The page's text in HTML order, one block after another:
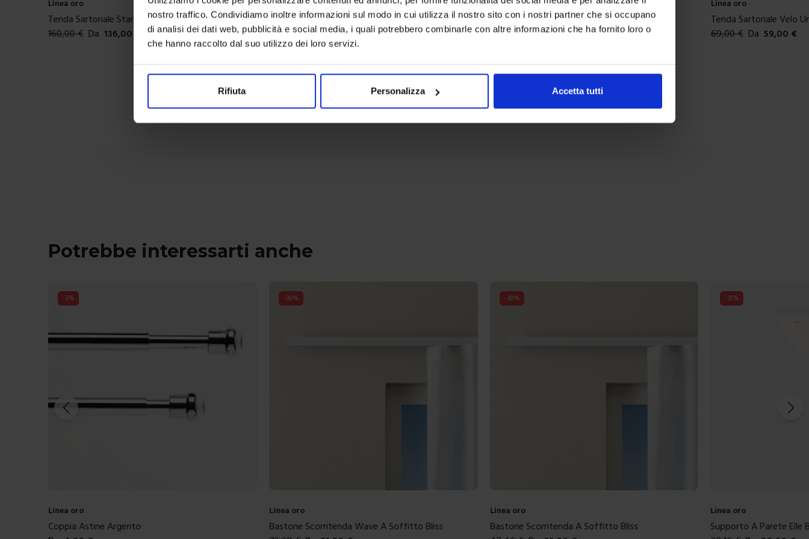
nostro traffico. Condividiamo inoltre informazioni sul modo in cui utilizza il nostro sito con i nostri partner che si occupano
di analisi dei dati web, pubblicità e social media, i quali potrebbero combinarle con altre informazioni che ha fornito loro o
che hanno raccolto dal suo utilizzo dei loro servizi.
Rifiuta Personalizza Accetta tutti
Star Con Smerlo
Linea oro
Tenda Sartoriale Cataluna Devorè
200,00€ Da 170,00€
Colori disponibili
Linea oro
Tenda Sartoriale Benny Rigato
150,00€ Da 128,00 €
Linea oro
Tenda Sartoriale Velo Unito
69,00 € Da
Potrebbe interessarti anche
-3%
Linea oro
Coppia Astine Argento
-30%
Linea oro
Bastone Scorritenda Wave A Soffitto Bliss
-30%
Linea oro
Bastone Scorritenda A Soffitto Bliss
-31%
Linea oro
Supporto A Parete Elle